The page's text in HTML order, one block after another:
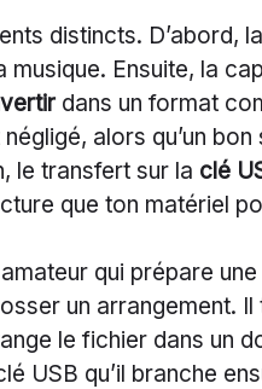
distincts. D’abord,
Ensuite, la
dans un format
alors qu’un
le transfert sur la clé
que ton matériel
qui prépare
un arrangement.
le fichier dans un
USB qu’il branche